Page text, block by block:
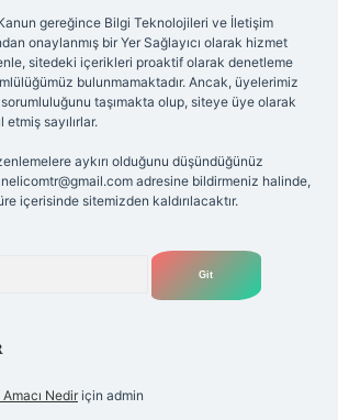
gereğince Bilgi Teknolojileri ve İletişim
onaylanmış bir Yer Sağlayıcı olarak hizmet
sitedeki içerikleri proaktif olarak denetleme
bulunmamaktadır. Ancak, üyelerimiz
taşımakta olup, siteye üye olarak
sayılırlar.
aykırı olduğunu düşündüğünüz
adresine bildirmeniz halinde,
içerisinde sitemizden kaldırılacaktır.
Nedir için admin